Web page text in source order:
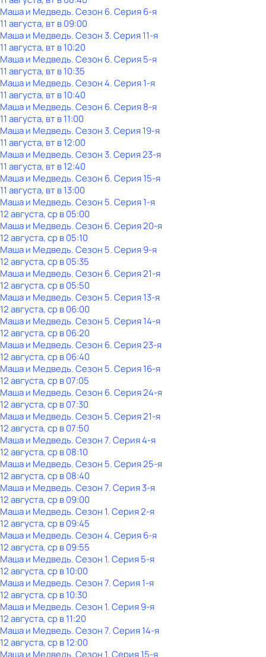
Маша и Медведь. Сезон 6. Серия 6-я
11 августа, вт в 09:00
Маша и Медведь. Сезон 3. Серия 11-я
11 августа, вт в 10:20
Маша и Медведь. Сезон 6. Серия 5-я
11 августа, вт в 10:35
Маша и Медведь. Сезон 4. Серия 1-я
11 августа, вт в 10:40
Маша и Медведь. Сезон 6. Серия 8-я
11 августа, вт в 11:00
Маша и Медведь. Сезон 3. Серия 19-я
11 августа, вт в 12:00
Маша и Медведь. Сезон 3. Серия 23-я
11 августа, вт в 12:40
Маша и Медведь. Сезон 6. Серия 15-я
11 августа, вт в 13:00
Маша и Медведь. Сезон 5. Серия 1-я
12 августа, ср в 05:00
Маша и Медведь. Сезон 6. Серия 20-я
12 августа, ср в 05:10
Маша и Медведь. Сезон 5. Серия 9-я
12 августа, ср в 05:35
Маша и Медведь. Сезон 6. Серия 21-я
12 августа, ср в 05:50
Маша и Медведь. Сезон 5. Серия 13-я
12 августа, ср в 06:00
Маша и Медведь. Сезон 5. Серия 14-я
12 августа, ср в 06:20
Маша и Медведь. Сезон 6. Серия 23-я
12 августа, ср в 06:40
Маша и Медведь. Сезон 5. Серия 16-я
12 августа, ср в 07:05
Маша и Медведь. Сезон 6. Серия 24-я
12 августа, ср в 07:30
Маша и Медведь. Сезон 5. Серия 21-я
12 августа, ср в 07:50
Маша и Медведь. Сезон 7. Серия 4-я
12 августа, ср в 08:10
Маша и Медведь. Сезон 5. Серия 25-я
12 августа, ср в 08:40
Маша и Медведь. Сезон 7. Серия 3-я
12 августа, ср в 09:00
Маша и Медведь. Сезон 1. Серия 2-я
12 августа, ср в 09:45
Маша и Медведь. Сезон 4. Серия 6-я
12 августа, ср в 09:55
Маша и Медведь. Сезон 1. Серия 5-я
12 августа, ср в 10:00
Маша и Медведь. Сезон 7. Серия 1-я
12 августа, ср в 10:30
Маша и Медведь. Сезон 1. Серия 9-я
12 августа, ср в 11:20
Маша и Медведь. Сезон 7. Серия 14-я
12 августа, ср в 12:00
Маша и Медведь. Сезон 1. Серия 15-я